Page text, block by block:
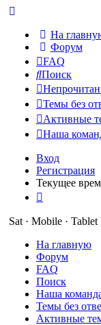
На
Форум
FAQ
Поиск
Темы без
Активные
Наша
Вход
Регистрация
Текущее
Sat · Mobile · Tablet
На главную
Форум
FAQ
Поиск
Наша
Темы без
Активные